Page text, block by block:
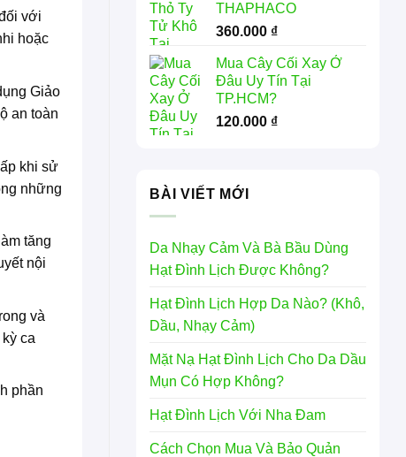
với
hoặc
Giảo
an toàn
khi sử
những
tăng
nội
và
ca
phần
THAPHACO
360.000 ₫
Mua Cây Cối Xay Ở
Đâu Uy Tín Tại
TP.HCM?
120.000 ₫
BÀI VIẾT MỚI
Da Nhạy Cảm Và Bà Bầu Dùng
Hạt Đình Lịch Được Không?
Hạt Đình Lịch Hợp Da Nào? (Khô,
Dầu, Nhạy Cảm)
Mặt Nạ Hạt Đình Lịch Cho Da Dầu
Mụn Có Hợp Không?
Hạt Đình Lịch Với Nha Đam
Cách Chọn Mua Và Bảo Quản